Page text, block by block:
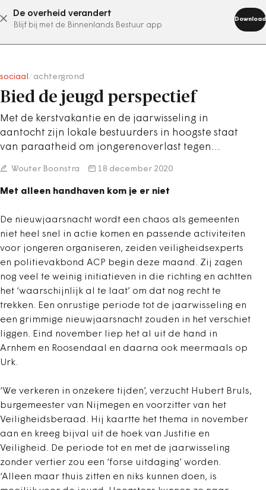
De overheid verandert
Blijf bij met de Binnenlands Bestuur app
Download
abonneer nu
sociaal achtergrond
Bied de jeugd perspectief
Met de kerstvakantie en de jaarwisseling in
aantocht zijn lokale bestuurders in hoogste staat
van paraatheid om jongerenoverlast tegen…
Wouter Boonstra 18 december 2020
Met alleen handhaven kom je er niet
De nieuwjaarsnacht wordt een chaos als gemeenten
niet heel snel in actie komen en passende activiteiten
voor jongeren organiseren, zeiden veiligheidsexperts
en politievakbond ACP begin deze maand. Zij zagen
nog veel te weinig initiatieven in die richting en achtten
het ‘waarschijnlijk al te laat’ om dat nog recht te
trekken. Een onrustige periode tot de jaarwisseling en
een grimmige nieuwjaarsnacht zouden in het verschiet
liggen. Eind november liep het al uit de hand in
Arnhem en Roosendaal en daarna ook meermaals op
Urk.
‘We verkeren in onzekere tijden’, verzucht Hubert Bruls,
burgemeester van Nijmegen en voorzitter van het
Veiligheidsberaad. Hij kaartte het thema in november
aan en kreeg bijval uit de hoek van Justitie en
Veiligheid. De periode tot en met de jaarwisseling
zonder vertier zou een ‘forse uitdaging’ worden.
‘Alleen maar thuis zitten en niks kunnen doen, is